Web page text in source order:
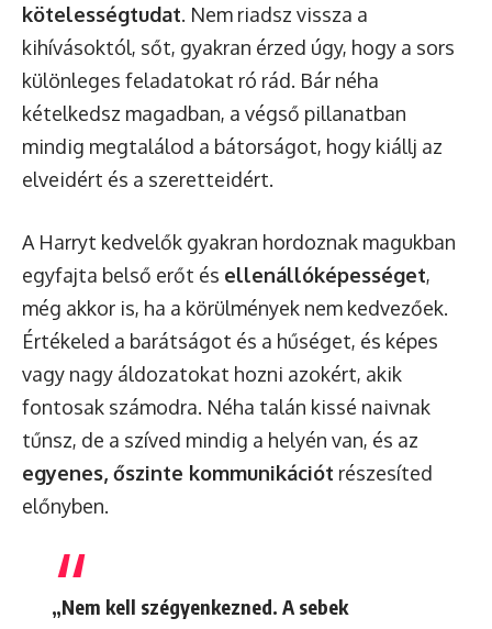
kötelességtudat. Nem riadsz vissza a
kihívásoktól, sőt, gyakran érzed úgy, hogy a sors
különleges feladatokat ró rád. Bár néha
kételkedsz magadban, a végső pillanatban
mindig megtalálod a bátorságot, hogy kiállj az
elveidért és a szeretteidért.
A Harryt kedvelők gyakran hordoznak magukban
egyfajta belső erőt és ellenállóképességet,
még akkor is, ha a körülmények nem kedvezőek.
Értékeled a barátságot és a hűséget, és képes
vagy nagy áldozatokat hozni azokért, akik
fontosak számodra. Néha talán kissé naivnak
tűnsz, de a szíved mindig a helyén van, és az
egyenes, őszinte kommunikációt részesíted
előnyben.
„Nem kell szégyenkezned. A sebek